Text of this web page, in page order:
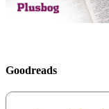
Goodreads